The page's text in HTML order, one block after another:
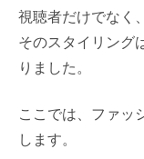
視聴者だけでなく
そのスタイリング
りました。
ここでは、ファッ
します。